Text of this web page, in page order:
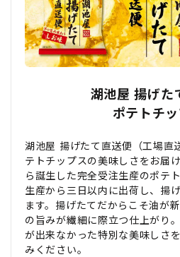
湖池屋 揚げた
ポテトチ
湖池屋 揚げたて直送便（工場直
テトチップスの美味しさをお届
ら誕生した完全受注生産のポテ
生産から三日以内に出荷し、揚
ます。揚げたてだからこそ油が
の旨みが繊細に際立つ仕上がり
が出来なかった特別な美味しさ
みください。